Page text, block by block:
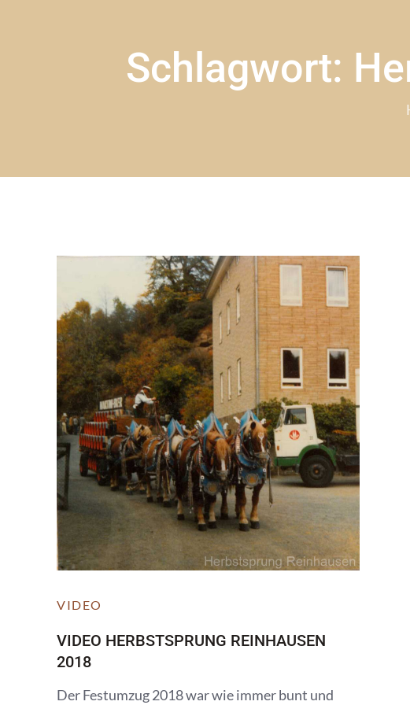
Schlagwort:
VIDEO
VIDEO HERBSTSPRUNG REINHAUSEN
2018
Der Festumzug 2018 war wie immer bunt und